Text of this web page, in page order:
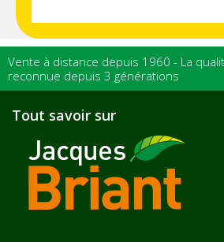
Vente à distance depuis 1960 - La
reconnue depuis 3 générations
Tout savoir sur